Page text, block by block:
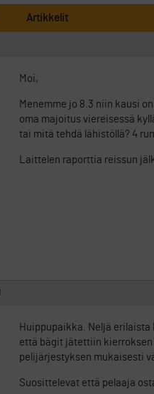
Artikkelit
Moi,
Menemme jo 8.3 niin kausi
oma majoitus viereisessä
tai mitä tehdä lähistöllä? 4
Laittelen raporttia reissun
Huippupaikka. Neljä
että bägit jätettiin kierroksen
pelijärjestyksen mukaisesti
Suosittelevat että pelaaja